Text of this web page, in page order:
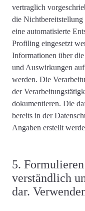
vertraglich
die Nichtbereitstellung
eine automatisierte
Profiling eingesetzt
Informationen über
und Auswirkungen auf
werden. Die
der
dokumentieren. Die
bereits in der
Angaben erstellt
5.
verständlich
dar.